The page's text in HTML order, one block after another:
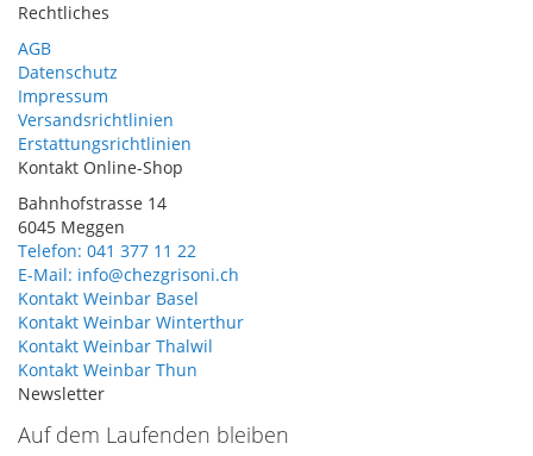
Rechtliches
AGB
Datenschutz
Impressum
Versandsrichtlinien
Erstattungsrichtlinien
Kontakt Online-Shop
Bahnhofstrasse 14
6045 Meggen
Telefon: 041 377 11 22
E-Mail: info@chezgrisoni.ch
Kontakt Weinbar Basel
Kontakt Weinbar Winterthur
Kontakt Weinbar Thalwil
Kontakt Weinbar Thun
Newsletter
Auf dem Laufenden bleiben